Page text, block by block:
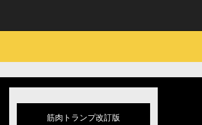
筋肉トランプ改訂版